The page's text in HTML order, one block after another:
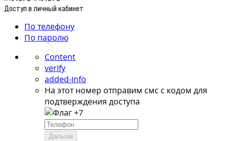
Доступ в личный кабинет
По телефону
По паролю
Content
verify
added-info
На этот номер отправим смс с кодом для
подтверждения доступа
+7
Дальше